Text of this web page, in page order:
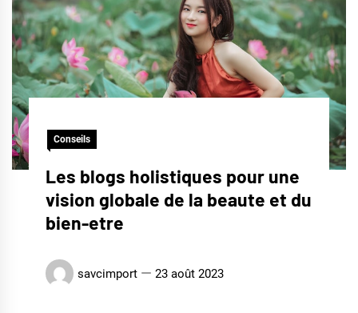
Conseils
Les blogs holistiques pour une
vision globale de la beaute et du
bien-etre
savcimport 23 août 2023